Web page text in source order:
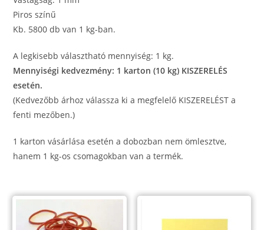
Piros színű
Kb. 5800 db van 1 kg-ban.
A legkisebb választható mennyiség: 1 kg.
Mennyiségi kedvezmény: 1 karton (10 kg) KISZERELÉS
esetén.
(Kedvezőbb árhoz válassza ki a megfelelő KISZERELÉST a
fenti mezőben.)
1 karton vásárlása esetén a dobozban nem ömlesztve,
hanem 1 kg-os csomagokban van a termék.